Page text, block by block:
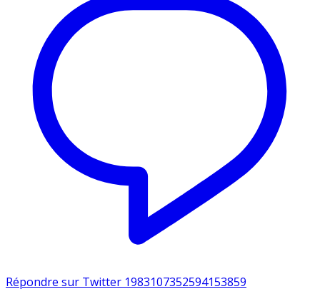
Répondre sur Twitter 1983107352594153859